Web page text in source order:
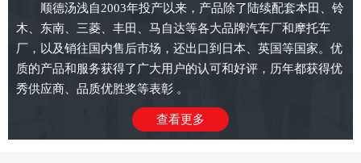
顺德汤浅自2003年投产以来，产品除了陆续配套本田、铃
木、东南、三菱、丰田、马自达等各大品牌汽车厂和摩托车
厂，以及销往国内售后市场，还出口到日本、英国等国家。优
质的产品和服务获得了广大用户的认可和好评，历年都获得优
秀供应商、品质优胜奖等表彰 。
查看更多